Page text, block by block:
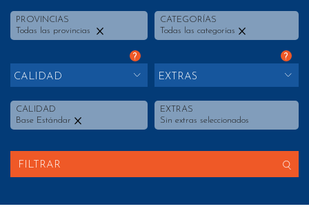
PROVINCIAS
Todas las provincias
CATEGORÍAS
Todas las categorías
?
CALIDAD
CALIDAD
Base Estándar
?
EXTRAS
EXTRAS
Sin extras seleccionados
FILTRAR